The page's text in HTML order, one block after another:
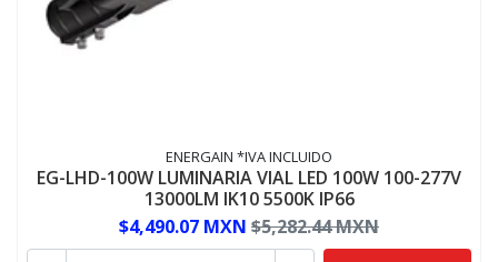
ENERGAIN *IVA INCLUIDO
EG-LHD-100W LUMINARIA VIAL LED 100W 100-277V
13000LM IK10 5500K IP66
$4,490.07 MXN $5,282.44 MXN